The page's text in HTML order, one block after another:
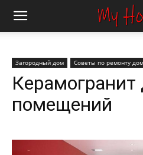
Загородный дом Советы по ремонту
помещений